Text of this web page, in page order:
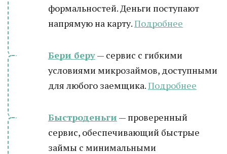
формальностей. Деньги поступают
напрямую на карту.Подробнее
Бери беру— сервис с гибкими
условиями микрозаймов, доступными
для любого заемщика.Подробнее
Быстроденьги — проверенный
сервис, обеспечивающий быстрые
займы с минимальными